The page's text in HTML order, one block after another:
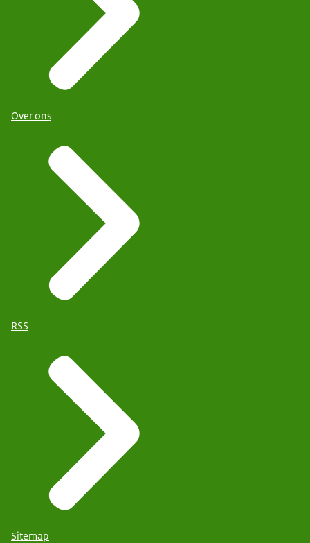
Over ons
RSS
Sitemap